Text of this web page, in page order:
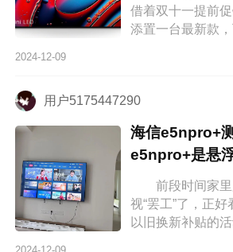
借着双十一提前
添置一台最新款
7系和9系哪个
2024-12-09
用户5175447290
海信e5npro+
e5npro+是悬
前段时间家里
视“罢工”了，正
以旧换新补贴的